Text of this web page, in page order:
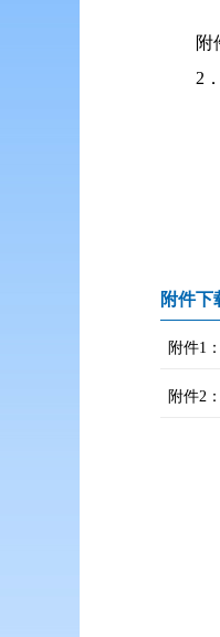
附
2
附件下
附件1
附件2